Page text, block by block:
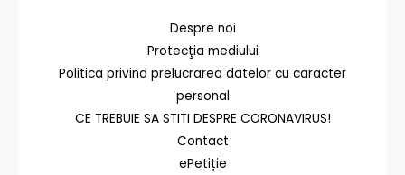
Despre noi
Protecţia mediului
Politica privind prelucrarea datelor cu caracter
personal
CE TREBUIE SA STITI DESPRE CORONAVIRUS!
Contact
ePetiție